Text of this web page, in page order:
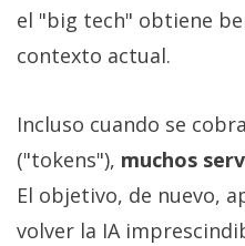
el "big tech" obtiene
contexto actual.
Incluso cuando se
("tokens"), muchos
El objetivo, de nuevo,
volver la IA